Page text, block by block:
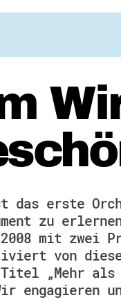
das erste
zu
mit zwei
von
„Mehr als
engagieren